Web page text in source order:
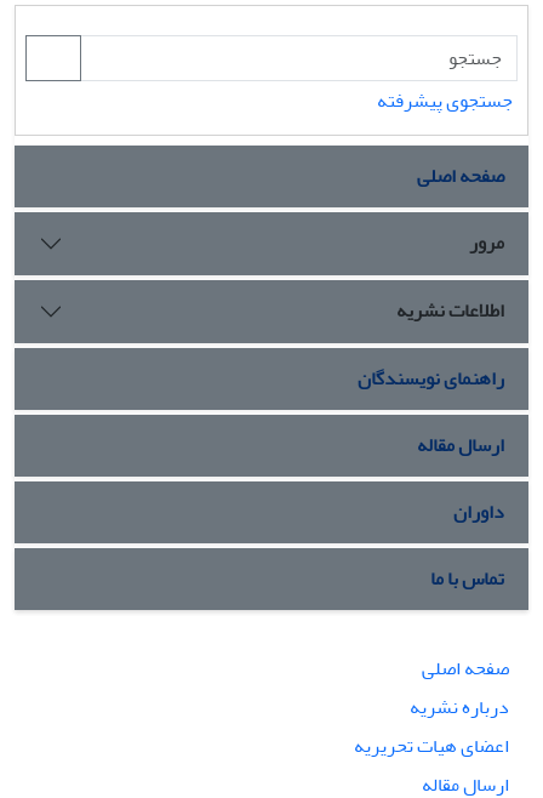
جستجوی پیشرفته
صفحه اصلی
مرور
اطلاعات نشریه
راهنمای نویسندگان
ارسال مقاله
داوران
تماس با ما
صفحه اصلی
درباره نشریه
اعضای هیات تحریریه
ارسال مقاله